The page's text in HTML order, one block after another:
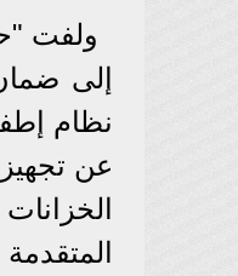
ولفت
إلى
نظام
عن